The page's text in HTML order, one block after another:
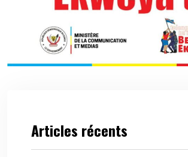
Articles récents